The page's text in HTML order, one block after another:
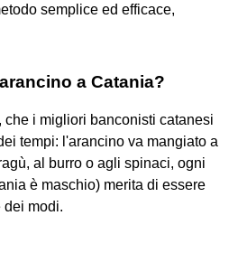
semplice ed efficace,
a Catania?
che i migliori banconisti catanesi
tempi: l'arancino va mangiato a
al burro o agli spinaci, ogni
è maschio) merita di essere
dei modi.